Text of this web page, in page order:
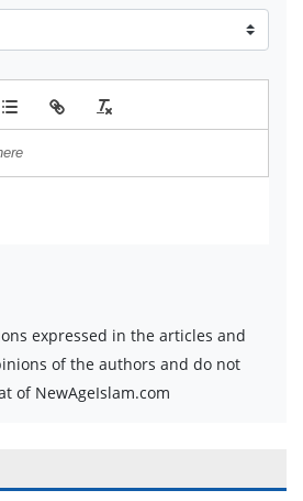
expressed in the articles and
of the authors and do not
of NewAgeIslam.com